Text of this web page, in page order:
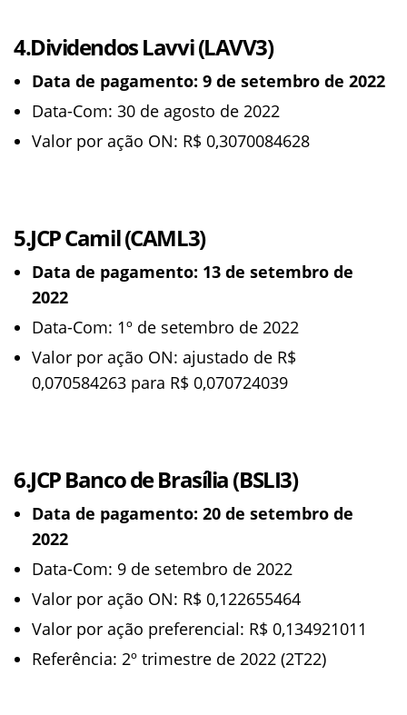
4.Dividendos Lavvi (LAVV3)
Data de pagamento: 9 de setembro de 2022
Data-Com: 30 de agosto de 2022
Valor por ação ON: R$ 0,3070084628
5.JCP Camil (CAML3)
Data de pagamento: 13 de setembro de
2022
Data-Com: 1º de setembro de 2022
Valor por ação ON: ajustado de R$
0,070584263 para R$ 0,070724039
6.JCP Banco de Brasília (BSLI3)
Data de pagamento: 20 de setembro de
2022
Data-Com: 9 de setembro de 2022
Valor por ação ON: R$ 0,122655464
Valor por ação preferencial: R$ 0,134921011
Referência: 2º trimestre de 2022 (2T22)